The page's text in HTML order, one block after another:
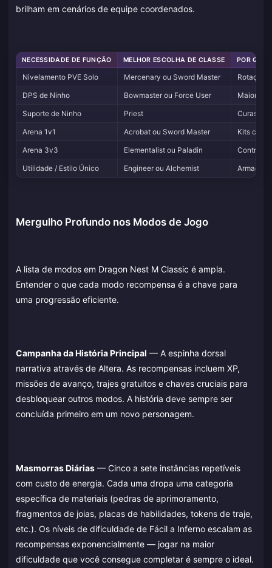
brilham em cenários de equipe coordenados.
NECESSIDADE DE FUNÇÃO MELHOR ESCOLHA DE CLASSE POR QUÊ
Nivelamento PVE Solo Mercenary ou Sword Master
DPS de Ninho
Bowmaster ou Force User
Maior
Suporte de Ninho
Priest
Curas,
Arena 1v1
Acrobat ou Sword Master
Kits com
Arena 3v3
Elementalist ou Paladin
Controle
Utilidade / Estilo Único
Engineer ou Alchemist
Mergulho Profundo nos Modos de Jogo
A lista de modos em Dragon Nest M Classic é ampla.
Entender o que cada modo recompensa é a chave para
uma progressão eficiente.
Campanha da História Principal — A espinha dorsal
narrativa através de Altera. As recompensas incluem XP,
missões de avanço, trajes gratuitos e chaves cruciais para
desbloquear outros modos. A história deve sempre ser
concluída primeiro em um novo personagem.
Masmorras Diárias — Cinco a sete instâncias repetíveis
com custo de energia. Cada uma dropa uma categoria
específica de materiais (pedras de aprimoramento,
fragmentos de joias, placas de habilidades, tokens de traje,
etc.). Os níveis de dificuldade de Fácil a Inferno escalam as
recompensas exponencialmente — jogar na maior
dificuldade que você consegue completar é sempre o ideal.